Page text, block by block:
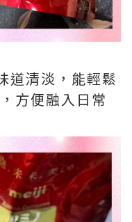
道清淡，能輕鬆
方便融入日常